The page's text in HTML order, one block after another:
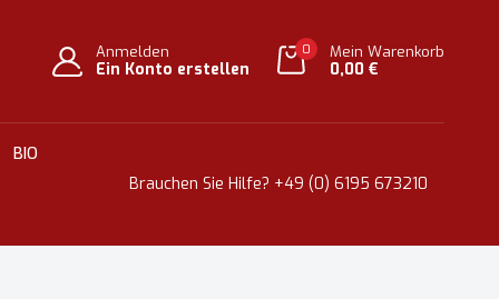
Anmelden
Ein Konto erstellen
0 Mein Warenkorb
0,00 €
BIO
Brauchen Sie Hilfe? +49 (0) 6195 673210